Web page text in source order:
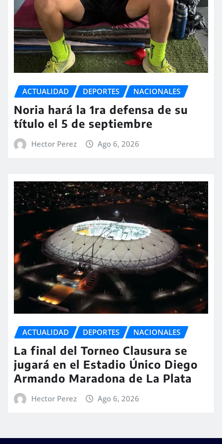
ACTUALIDAD DEPORTES NACIONALES
Noria hará la 1ra defensa de su
título el 5 de septiembre
Hector Perez Ago 6, 2026
ACTUALIDAD DEPORTES NACIONALES
La final del Torneo Clausura se
jugará en el Estadio Único Diego
Armando Maradona de La Plata
Hector Perez Ago 6, 2026